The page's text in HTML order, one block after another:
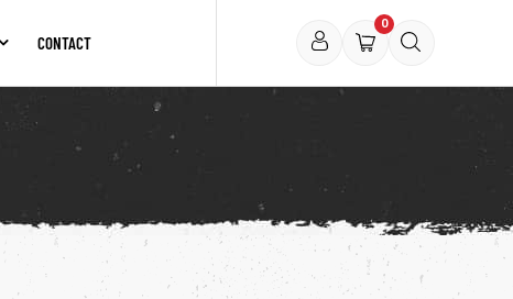
CONTACT
0